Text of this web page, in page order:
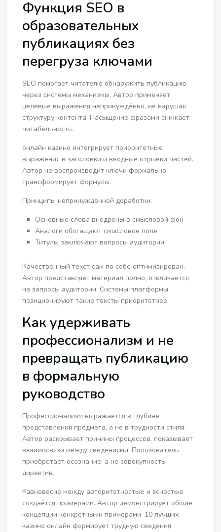
Функция SEO в
образовательных
публикациях без
перегруза ключами
SEO помогает читателю обнаружить публикацию
через системы механизмы. Автор применяет
целевые выражения непринуждённо, не нарушая
структуру контента. Насыщение фразами снижает
читабельность.
онлайн казино интегрирует приоритетные
выражения в заголовки и вводные отрывки частей.
Автор не воспроизводит ключи формально,
трансформирует формулы.
Принципы непринуждённой доработки:
Основные слова внедрены в смысловой фон
Аналоги обогащают смысловое поле
Титулы заключают вопросы аудитории
Качественный текст сам по себе оптимизирован.
Автор представляет материал полно, откликается
на запросы аудитории. Системы платформы
позиционируют такие тексты приоритетнее.
Как удерживать
профессионализм и не
превращать публикацию
в формальную
руководство
Профессионализм выражается в глубине
представления предмета, а не в трудности стиля.
Автор раскрывает причины процессов, показывает
взаимосвязи между сведениями. Пользователь
приобретает осознание, а не совокупность
директив.
Равновесие между авторитетностью и ясностью
создаётся примерами. Автор демонстрирует общие
концепции конкретными примерами. 10 лучших
казино онлайн формирует трудную сведения